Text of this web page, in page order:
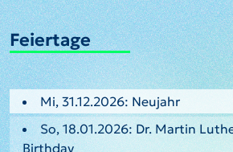
Feiertage
Mi, 31.12.2026: Neujahr
So, 18.01.2026: Dr. Martin
Birthday